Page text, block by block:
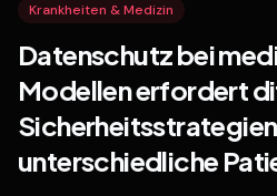
Krankheiten & Medizin
Datenschutz bei
Modellen erfordert
unterschiedliche